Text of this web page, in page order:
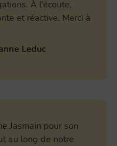
À l'écoute,
et réactive. Merci à
Leduc
Jasmain pour son
au long de notre